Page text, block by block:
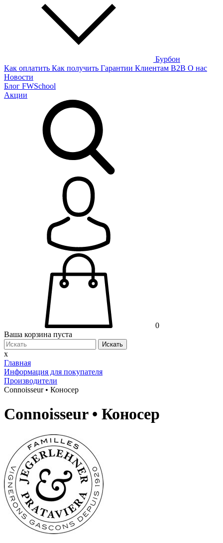
Бурбон
Как оплатить Как получить Гарантии Клиентам B2B О нас
Новости
Блог FWSchool
Акции
0
Ваша корзина пуста
Искать
x
Главная
Информация для покупателя
Производители
Connoisseur • Коносер
Connoisseur • Коносер